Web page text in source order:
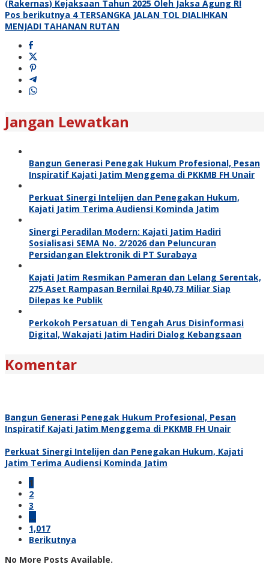
(Rakernas) Kejaksaan Tahun 2025 Oleh Jaksa Agung RI
Pos berikutnya 4 TERSANGKA JALAN TOL DIALIHKAN
MENJADI TAHANAN RUTAN
Jangan Lewatkan
Bangun Generasi Penegak Hukum Profesional, Pesan
Inspiratif Kajati Jatim Menggema di PKKMB FH Unair
Perkuat Sinergi Intelijen dan Penegakan Hukum,
Kajati Jatim Terima Audiensi Kominda Jatim
Sinergi Peradilan Modern: Kajati Jatim Hadiri
Sosialisasi SEMA No. 2/2026 dan Peluncuran
Persidangan Elektronik di PT Surabaya
Kajati Jatim Resmikan Pameran dan Lelang Serentak,
275 Aset Rampasan Bernilai Rp40,73 Miliar Siap
Dilepas ke Publik
Perkokoh Persatuan di Tengah Arus Disinformasi
Digital, Wakajati Jatim Hadiri Dialog Kebangsaan
Komentar
Bangun Generasi Penegak Hukum Profesional, Pesan
Inspiratif Kajati Jatim Menggema di PKKMB FH Unair
Perkuat Sinergi Intelijen dan Penegakan Hukum, Kajati
Jatim Terima Audiensi Kominda Jatim
1
2
3
…
1,017
Berikutnya
No More Posts Available.